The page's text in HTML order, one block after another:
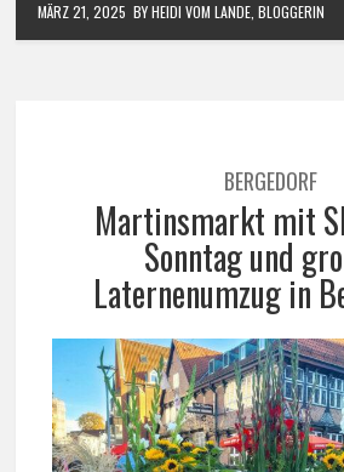
MÄRZ 21, 2025 BY HEIDI VOM LANDE, BLOGGERIN
BERGEDORF
Martinsmarkt mit
Sonntag und
Laternenumzug in